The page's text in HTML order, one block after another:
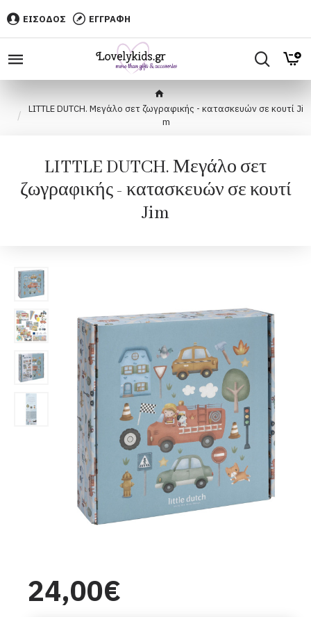
ΕΙΣΟΔΟΣ ΕΓΓΡΑΦΗ
LITTLE DUTCH. Μεγάλο σετ ζωγραφικής - κατασκευών σε κουτί Ji
m
LITTLE DUTCH. Μεγάλο σετ
ζωγραφικής - κατασκευών σε κουτί
Jim
24,00€